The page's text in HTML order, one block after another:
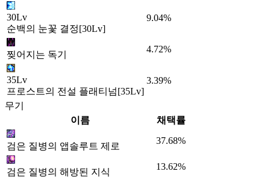
30Lv
순백의 눈꽃 결정[30Lv]
9.04%
찢어지는 독기
4.72%
35Lv
프로스트의 전설 플래티넘[35Lv]
3.39%
무기
이름
채택률
검은 질병의 앱솔루트 제로
37.68%
검은 질병의 해방된 지식
13.62%